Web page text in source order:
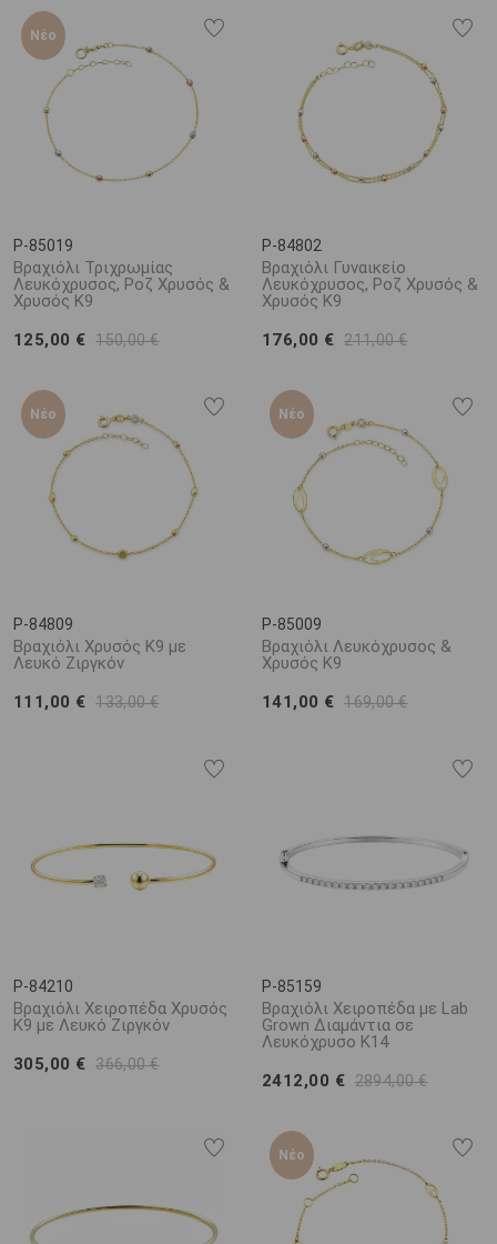
Νέο
P-85019
Βραχιόλι Τριχρωμίας
Λευκόχρυσος, Ροζ Χρυσός &
Χρυσός Κ9
125,00 € 150,00 €
P-84802
Βραχιόλι Γυναικείο
Λευκόχρυσος, Ροζ Χρυσός &
Χρυσός K9
176,00 € 211,00 €
Νέο
P-84809
Βραχιόλι Χρυσός K9 με
Λευκό Ζιργκόν
111,00 € 133,00 €
Νέο
P-85009
Βραχιόλι Λευκόχρυσος &
Χρυσός K9
141,00 € 169,00 €
P-84210
Βραχιόλι Χειροπέδα Χρυσός
K9 με Λευκό Ζιργκόν
305,00 € 366,00 €
P-85159
Βραχιόλι Χειροπέδα με Lab
Grown Διαμάντια σε
Λευκόχρυσο K14
2412,00 € 2894,00 €
Νέο